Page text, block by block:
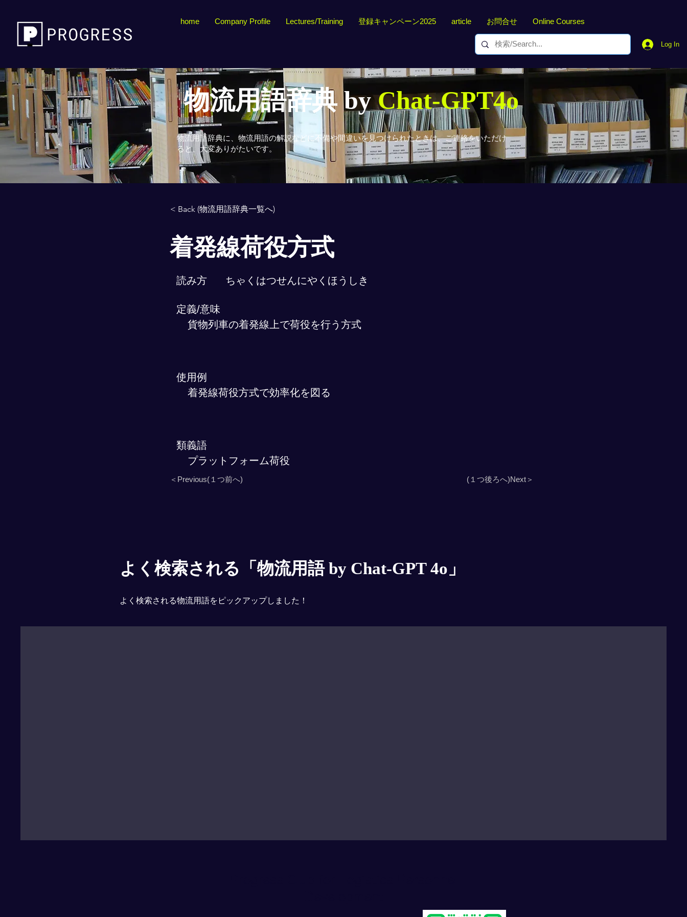
home Company Profile Lectures/Training 登録キャンペーン2025 article お問合せ Online Courses
Log In
物流用語辞典 byChat-GPT4o
物流用語辞典に、物流用語の解説などに不備や間違いを見つけられたときは、ご連絡をいただけ
ると、大変ありがたいです。
< Back (物流用語辞典一覧へ)
着発線荷役方式
読み方 ちゃくはつせんにやくほうしき
定義/意味
貨物列車の着発線上で荷役を行う方式
使用例
着発線荷役方式で効率化を図る
類義語
プラットフォーム荷役
＜Previous(１つ前へ) (１つ後ろへ)Next＞
よく検索される「物流用語 by Chat-GPT 4o」
よく検索される物流用語をピックアップしました！